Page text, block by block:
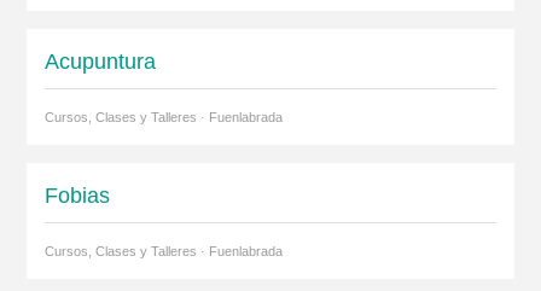
Acupuntura
Cursos, Clases y Talleres · Fuenlabrada
Fobias
Cursos, Clases y Talleres · Fuenlabrada